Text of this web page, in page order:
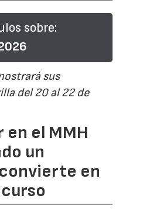
sobre:
sus
del 20 al 22 de
en el MMH
un
en